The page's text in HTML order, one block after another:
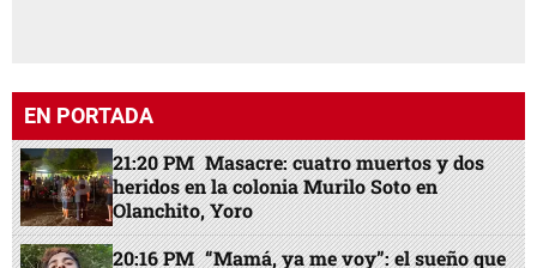
EN PORTADA
21:20 PM Masacre: cuatro muertos y dos
heridos en la colonia Murilo Soto en
Olanchito, Yoro
20:16 PM “Mamá, ya me voy”: el sueño que